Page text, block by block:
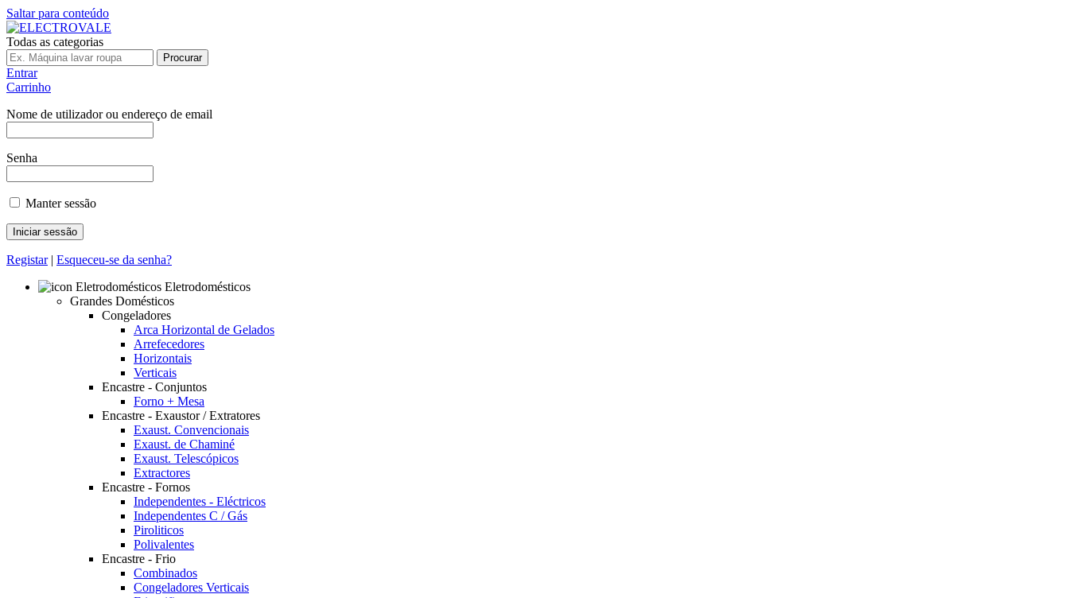
Saltar para conteúdo
Todas as categorias
Procurar
Entrar
Carrinho
Nome de utilizador ou endereço de email
Senha
Manter sessão
Registar| Esqueceu-se da senha?
Eletrodomésticos
Grandes Domésticos
Congeladores
Arca Horizontal de Gelados
Arrefecedores
Horizontais
Verticais
Encastre - Conjuntos
Forno + Mesa
Encastre - Exaustor / Extratores
Exaust. Convencionais
Exaust. de Chaminé
Exaust. Telescópicos
Extractores
Encastre - Fornos
Independentes - Eléctricos
Independentes C / Gás
Piroliticos
Polivalentes
Encastre - Frio
Combinados
Congeladores Verticais